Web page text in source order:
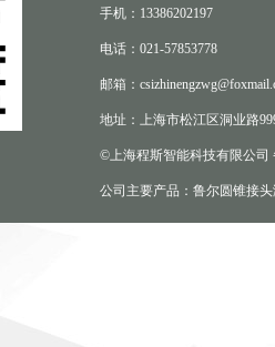
手机：13386202197
电话：021-57853778
邮箱：
地址：上海市松江区洞业路
©上海程斯智能科技有限公司
公司主要产品：鲁尔圆锥接